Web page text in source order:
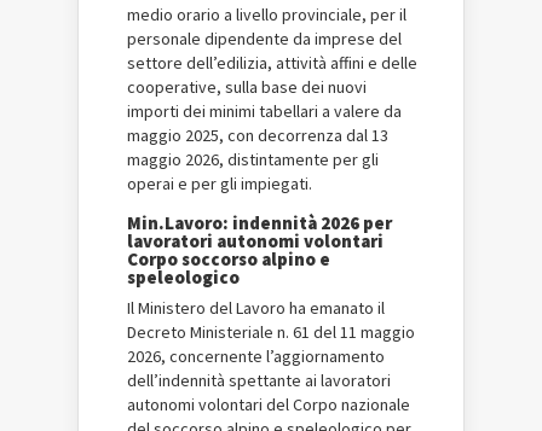
medio orario a livello provinciale, per il
personale dipendente da imprese del
settore dell’edilizia, attività affini e delle
cooperative, sulla base dei nuovi
importi dei minimi tabellari a valere da
maggio 2025, con decorrenza dal 13
maggio 2026, distintamente per gli
operai e per gli impiegati.
Min.Lavoro: indennità 2026 per
lavoratori autonomi volontari
Corpo soccorso alpino e
speleologico
Il Ministero del Lavoro ha emanato il
Decreto Ministeriale n. 61 del 11 maggio
2026, concernente l’aggiornamento
dell’indennità spettante ai lavoratori
autonomi volontari del Corpo nazionale